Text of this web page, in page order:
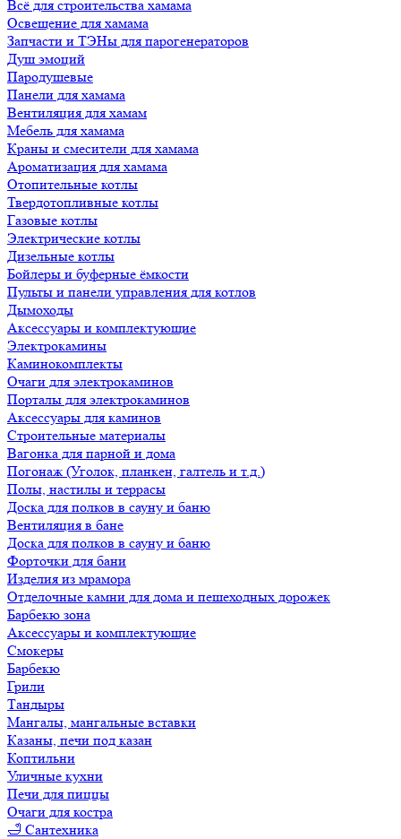
Всё для строительства хамама
Освещение для хамама
Запчасти и ТЭНы для парогенераторов
Душ эмоций
Пародушевые
Панели для хамама
Вентиляция для хамам
Мебель для хамама
Краны и смесители для хамама
Ароматизация для хамама
Отопительные котлы
Твердотопливные котлы
Газовые котлы
Электрические котлы
Дизельные котлы
Бойлеры и буферные ёмкости
Пульты и панели управления для котлов
Дымоходы
Аксессуары и комплектующие
Электрокамины
Каминокомплекты
Очаги для электрокаминов
Порталы для электрокаминов
Аксессуары для каминов
Строительные материалы
Вагонка для парной и дома
Погонаж (Уголок, планкен, галтель и т.д.)
Полы, настилы и террасы
Доска для полков в сауну и баню
Вентиляция в бане
Доска для полков в сауну и баню
Форточки для бани
Изделия из мрамора
Отделочные камни для дома и пешеходных дорожек
Барбекю зона
Аксессуары и комплектующие
Смокеры
Барбекю
Грили
Тандыры
Мангалы, мангальные вставки
Казаны, печи под казан
Коптильни
Уличные кухни
Печи для пиццы
Очаги для костра
🛁 Сантехника